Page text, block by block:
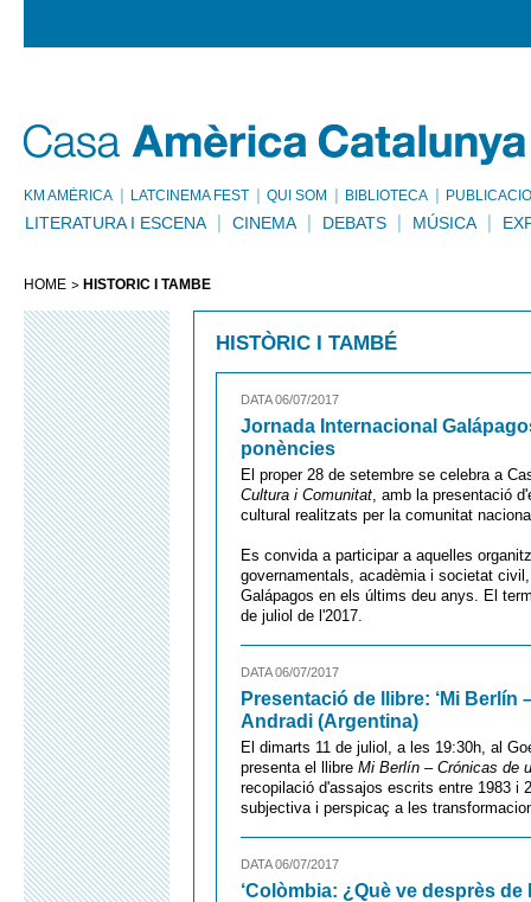
KM AMÈRICA LATCINEMA FEST QUI SOM BIBLIOTECA
LITERATURA I ESCENA CINEMA DEBATS MÚSICA
HOME HISTÒRIC I TAMBÉ
HISTÒRIC I TAMBÉ
DATA 06/07/2017
Jornada Internacional
ponències
El proper 28 de setembre se celebra a
Cultura i Comunitat, amb la presentació
cultural realitzats per la comunitat
Es convida a participar a aquelles
governamentals, acadèmia i societat
Galápagos en els últims deu anys. El
de juliol de l'2017.
DATA 06/07/2017
Presentació de llibre: ‘Mi Berlín
Andradi (Argentina)
El dimarts 11 de juliol, a les 19:30h, al
presenta el llibre Mi Berlín – Crónicas de
recopilació d'assajos escrits entre 1983 i
subjectiva i perspicaç a les
DATA 06/07/2017
‘Colòmbia: ¿Què ve desprès de